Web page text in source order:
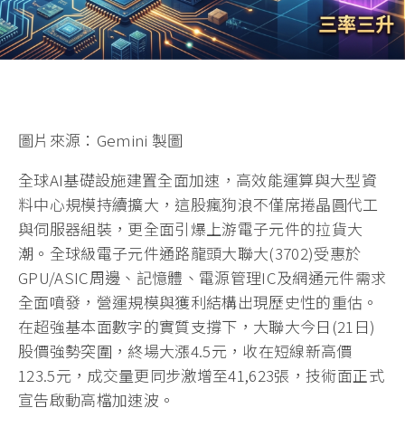
圖片來源：Gemini 製圖
全球AI基礎設施建置全面加速，高效能運算與大型資
料中心規模持續擴大，這股瘋狗浪不僅席捲晶圓代工
與伺服器組裝，更全面引爆上游電子元件的拉貨大
潮。全球級電子元件通路龍頭大聯大(3702)受惠於
GPU/ASIC周邊、記憶體、電源管理IC及網通元件需求
全面噴發，營運規模與獲利結構出現歷史性的重估。
在超強基本面數字的實質支撐下，大聯大今日(21日)
股價強勢突圍，終場大漲4.5元，收在短線新高價
123.5元，成交量更同步激增至41,623張，技術面正式
宣告啟動高檔加速波。